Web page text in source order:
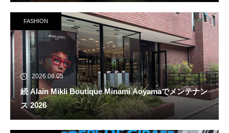
FASHION
2026.08.05
続 Alain Mikli Boutique Minami Aoyamaでメンテナン
ス 2026